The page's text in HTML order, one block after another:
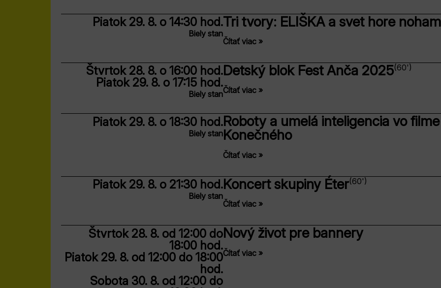
Piatok 29. 8.o 14:30 hod.
Biely stan
Tri tvory: ELIŠKA a svet hore
Čítať viac »
Štvrtok 28. 8.o 16:00 hod.
Piatok 29. 8.o 17:15 hod.
Biely stan
Detský blok Fest Anča 2025(60')
Čítať viac »
Piatok 29. 8.o 18:30 hod.
Biely stan
Roboty a umelá inteligencia vo
Konečného
Čítať viac »
Piatok 29. 8.o 21:30 hod.
Biely stan
Koncert skupiny Éter(60')
Čítať viac »
Štvrtok 28. 8.od 12:00 do
18:00 hod.
Piatok 29. 8.od 12:00 do 18:00
hod.
Sobota 30. 8.od 12:00 do
Nový život pre bannery
Čítať viac »